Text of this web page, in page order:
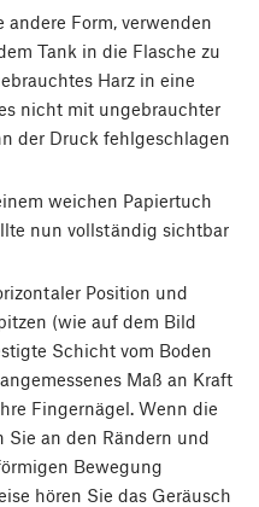
andere Form, verwenden
Tank in die Flasche zu
Harz in eine
nicht mit ungebrauchter
der Druck fehlgeschlagen
weichen Papiertuch
nun vollständig sichtbar
Position und
(wie auf dem Bild
Schicht vom Boden
Maß an Kraft
Fingernägel. Wenn die
an den Rändern und
Bewegung
hören Sie das Geräusch